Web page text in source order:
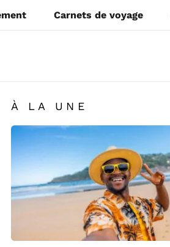
Carnets de voyage
À LA UNE